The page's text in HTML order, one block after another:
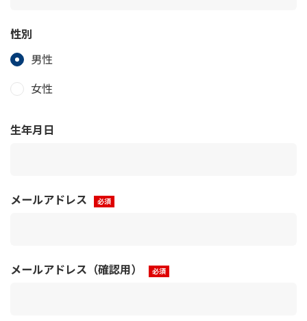
性別
男性
女性
生年月日
メールアドレス
メールアドレス（確認用）